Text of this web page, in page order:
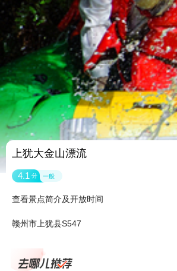
上犹大金山漂流
4.1 分 一般
查看景点简介及开放时间
赣州市上犹县S547